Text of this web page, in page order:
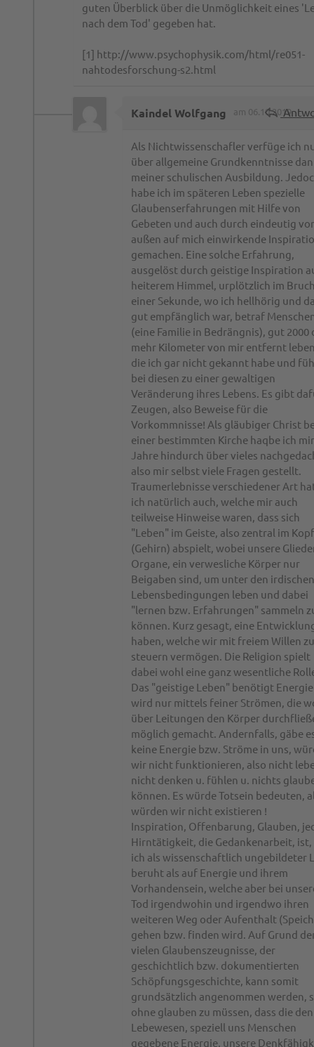
guten Überblick über die Unmöglichkeit eines
nach dem Tod' gegeben hat.
[1] http://www.psychophysik.com/html/re051-
nahtodesforschung-s2.html
Kaindel Wolfgang am 06.10.2019
Als Nichtwissenschafler verfüge ich
über allgemeine Grundkenntnisse
meiner schulischen Ausbildung.
habe ich im späteren Leben spezielle
Glaubenserfahrungen mit Hilfe von
Gebeten und auch durch eindeutig
außen auf mich einwirkende
gemachen. Eine solche Erfahrung,
ausgelöst durch geistige Inspiration
heiterem Himmel, urplötzlich im
einer Sekunde, wo ich hellhörig und
gut empfänglich war, betraf
(eine Familie in Bedrängnis), gut 2000
mehr Kilometer von mir entfernt
die ich gar nicht gekannt habe und
bei diesen zu einer gewaltigen
Veränderung ihres Lebens. Es gibt
Zeugen, also Beweise für die
Vorkommnisse! Als gläubiger Christ
einer bestimmten Kirche haqbe ich
Jahre hindurch über vieles
also mir selbst viele Fragen gestellt.
Traumerlebnisse verschiedener Art
ich natürlich auch, welche mir auch
teilweise Hinweise waren, dass sich
"Leben" im Geiste, also zentral im Kopf
(Gehirn) abspielt, wobei unsere
Organe, ein verwesliche Körper nur
Beigaben sind, um unter den irdischen
Lebensbedingungen leben und dabei
"lernen bzw. Erfahrungen" sammeln
können. Kurz gesagt, eine
haben, welche wir mit freiem Willen zu
steuern vermögen. Die Religion spielt
dabei wohl eine ganz wesentliche
Das "geistige Leben" benötigt
wird nur mittels feiner Strömen, die
über Leitungen den Körper
möglich gemacht. Andernfalls, gäbe
keine Energie bzw. Ströme in uns,
wir nicht funktionieren, also nicht
nicht denken u. fühlen u. nichts
können. Es würde Totsein bedeuten,
würden wir nicht existieren !
Inspiration, Offenbarung, Glauben,
Hirntätigkeit, die Gedankenarbeit, ist,
ich als wissenschaftlich ungebildeter
beruht als auf Energie und ihrem
Vorhandensein, welche aber bei
Tod irgendwohin und irgendwo ihren
weiteren Weg oder Aufenthalt
gehen bzw. finden wird. Auf Grund
vielen Glaubenszeugnisse, der
geschichtlich bzw. dokumentierten
Schöpfungsgeschichte, kann somit
grundsätzlich angenommen werden,
ohne glauben zu müssen, dass die den
Lebewesen, speziell uns Menschen
gegebene Energie, unsere